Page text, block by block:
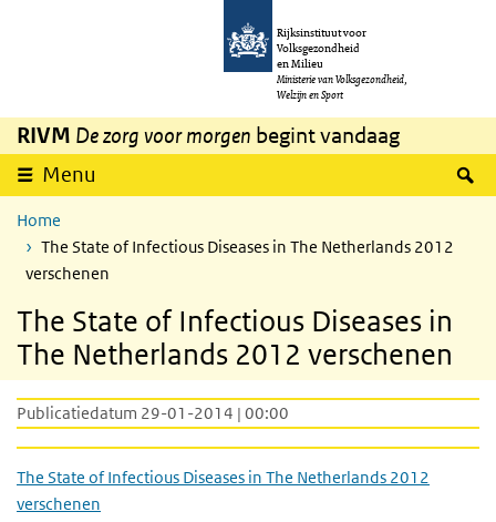
Overslaan en naar de inhoud gaan
Rijksinstituut voor
Volksgezondheid
en Milieu
Ministerie van Volksgezondheid,
Welzijn en Sport
RIVM De zorg voor morgen begint vandaag
Menu
Home
The State of Infectious Diseases in The Netherlands 2012
verschenen
The State of Infectious Diseases in
The Netherlands 2012 verschenen
Publicatiedatum 29-01-2014 | 00:00
The State of Infectious Diseases in The Netherlands 2012
verschenen